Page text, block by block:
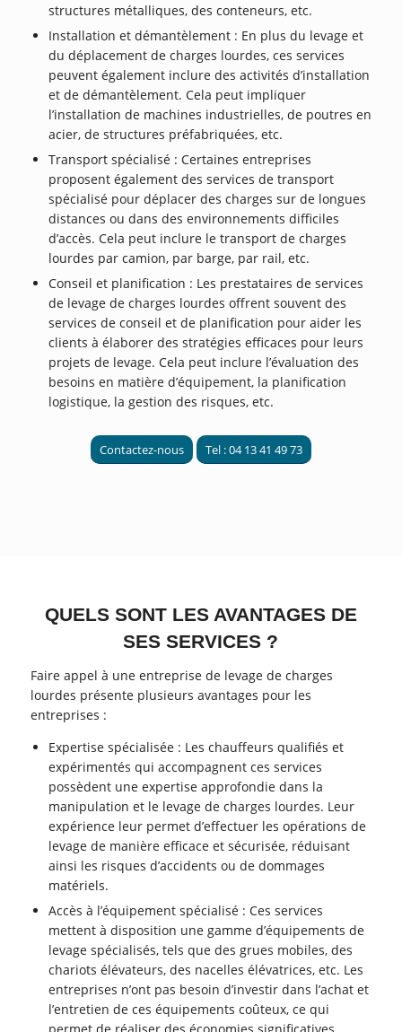
structures métalliques, des conteneurs, etc.
Installation et démantèlement : En plus du levage et
du déplacement de charges lourdes, ces services
peuvent également inclure des activités d’installation
et de démantèlement. Cela peut impliquer
l’installation de machines industrielles, de poutres en
acier, de structures préfabriquées, etc.
Transport spécialisé : Certaines entreprises
proposent également des services de transport
spécialisé pour déplacer des charges sur de longues
distances ou dans des environnements difficiles
d’accès. Cela peut inclure le transport de charges
lourdes par camion, par barge, par rail, etc.
Conseil et planification : Les prestataires de services
de levage de charges lourdes offrent souvent des
services de conseil et de planification pour aider les
clients à élaborer des stratégies efficaces pour leurs
projets de levage. Cela peut inclure l’évaluation des
besoins en matière d’équipement, la planification
logistique, la gestion des risques, etc.
Contactez-nous Tel : 04 13 41 49 73
QUELS SONT LES AVANTAGES DE
SES SERVICES ?
Faire appel à une entreprise de levage de charges
lourdes présente plusieurs avantages pour les
entreprises :
Expertise spécialisée : Les chauffeurs qualifiés et
expérimentés qui accompagnent ces services
possèdent une expertise approfondie dans la
manipulation et le levage de charges lourdes. Leur
expérience leur permet d’effectuer les opérations de
levage de manière efficace et sécurisée, réduisant
ainsi les risques d’accidents ou de dommages
matériels.
Accès à l’équipement spécialisé : Ces services
mettent à disposition une gamme d’équipements de
levage spécialisés, tels que des grues mobiles, des
chariots élévateurs, des nacelles élévatrices, etc. Les
entreprises n’ont pas besoin d’investir dans l’achat et
l’entretien de ces équipements coûteux, ce qui